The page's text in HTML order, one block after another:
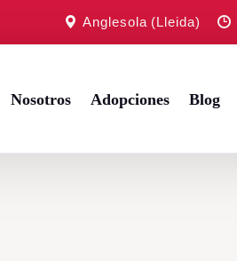
Anglesola (Lleida)
Nosotros Adopciones Blog